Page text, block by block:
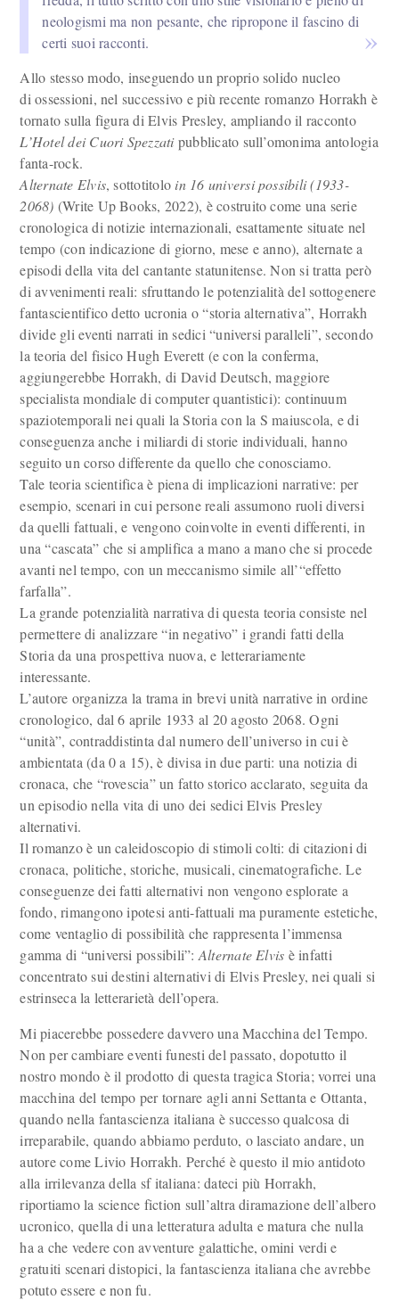
neologismi ma non pesante, che ripropone il fascino di
certi suoi racconti.
Allo stesso modo, inseguendo un proprio solido nucleo
di ossessioni, nel successivo e più recente romanzo Horrakh è
tornato sulla figura di Elvis Presley, ampliando il racconto
L’Hotel dei Cuori Spezzatipubblicato sull’omonima antologia
fanta-rock.
Alternate Elvis, sottotitolo in 16 universi possibili (1933-
2068) (Write Up Books, 2022), è costruito come una serie
cronologica di notizie internazionali, esattamente situate nel
tempo (con indicazione di giorno, mese e anno), alternate a
episodi della vita del cantante statunitense. Non si tratta però
di avvenimenti reali: sfruttando le potenzialità del sottogenere
fantascientifico detto ucronia o “storia alternativa”, Horrakh
divide gli eventi narrati in sedici “universi paralleli”, secondo
la teoria del fisico Hugh Everett (e con la conferma,
aggiungerebbe Horrakh, di David Deutsch, maggiore
specialista mondiale di computer quantistici): continuum
spaziotemporali nei quali la Storia con la S maiuscola, e di
conseguenza anche i miliardi di storie individuali, hanno
seguito un corso differente da quello che conosciamo.
Tale teoria scientifica è piena di implicazioni narrative: per
esempio, scenari in cui persone reali assumono ruoli diversi
da quelli fattuali, e vengono coinvolte in eventi differenti, in
una “cascata” che si amplifica a mano a mano che si procede
avanti nel tempo, con un meccanismo simile all’“effetto
farfalla”.
La grande potenzialità narrativa di questa teoria consiste nel
permettere di analizzare “in negativo” i grandi fatti della
Storia da una prospettiva nuova, e letterariamente
interessante.
L’autore organizza la trama in brevi unità narrative in ordine
cronologico, dal 6 aprile 1933 al 20 agosto 2068. Ogni
“unità”, contraddistinta dal numero dell’universo in cui è
ambientata (da 0 a 15), è divisa in due parti: una notizia di
cronaca, che “rovescia” un fatto storico acclarato, seguita da
un episodio nella vita di uno dei sedici Elvis Presley
alternativi.
Il romanzo è un caleidoscopio di stimoli colti: di citazioni di
cronaca, politiche, storiche, musicali, cinematografiche. Le
conseguenze dei fatti alternativi non vengono esplorate a
fondo, rimangono ipotesi anti-fattuali ma puramente estetiche,
come ventaglio di possibilità che rappresenta l’immensa
gamma di “universi possibili”: Alternate Elvis è infatti
concentrato sui destini alternativi di Elvis Presley, nei quali si
estrinseca la letterarietà dell’opera.
Mi piacerebbe possedere davvero una Macchina del Tempo.
Non per cambiare eventi funesti del passato, dopotutto il
nostro mondo è il prodotto di questa tragica Storia; vorrei una
macchina del tempo per tornare agli anni Settanta e Ottanta,
quando nella fantascienza italiana è successo qualcosa di
irreparabile, quando abbiamo perduto, o lasciato andare, un
autore come Livio Horrakh. Perché è questo il mio antidoto
alla irrilevanza della sf italiana: dateci più Horrakh,
riportiamo la science fiction sull’altra diramazione dell’albero
ucronico, quella di una letteratura adulta e matura che nulla
ha a che vedere con avventure galattiche, omini verdi e
gratuiti scenari distopici, la fantascienza italiana che avrebbe
potuto essere e non fu.